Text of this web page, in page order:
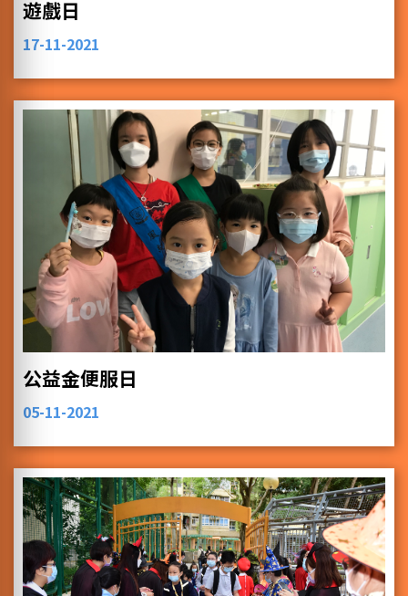
遊戲日
17-11-2021
公益金便服日
05-11-2021